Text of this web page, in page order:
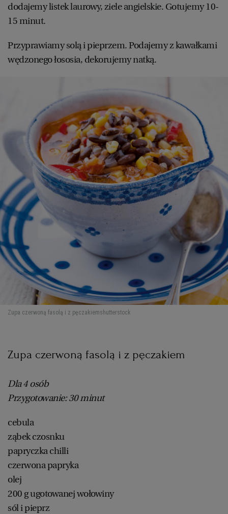
dodajemy listek laurowy, ziele angielskie. Gotujemy 10-
15 minut.
Przyprawiamy solą i pieprzem. Podajemy z kawałkami
wędzonego łososia, dekorujemy natką.
Zupa czerwoną fasolą i z pęczakiemshutterstock
Zupa czerwoną fasolą i z pęczakiem
Dla 4 osób
Przygotowanie: 30 minut
cebula
ząbek czosnku
papryczka chilli
czerwona papryka
olej
200 g ugotowanej wołowiny
sól i pieprz